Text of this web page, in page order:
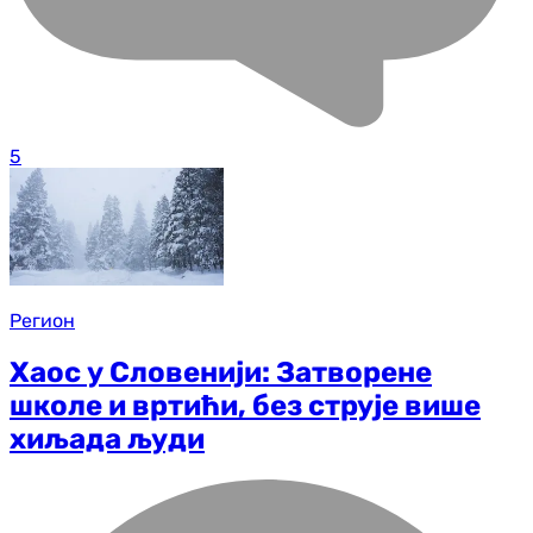
5
Регион
Хаос у Словенији: Затворене
школе и вртићи, без струје више
хиљада људи